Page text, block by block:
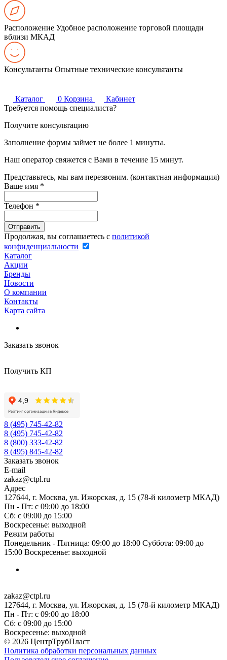
Расположение Удобное расположение торговой площади
вблизи МКАД
Консультанты Опытные технические консультанты
Каталог 0 Корзина
Кабинет
Требуется помощь специалиста?
Получите консультацию
Заполнение формы займет не более 1 минуты.
Наш оператор свяжется с Вами в течение 15 минут.
Представьтесь, мы вам перезвоним. (контактная информация)
Ваше имя *
Телефон *
Продолжая, вы соглашаетесь с политикой
конфиденциальности
Каталог
Акции
Бренды
Новости
О компании
Контакты
Карта сайта
Заказать звонок
Получить КП
8 (495) 745-42-82
8 (495) 745-42-82
8 (800) 333-42-82
8 (495) 845-42-82
Заказать звонок
E-mail
zakaz@ctpl.ru
Адрес
127644, г. Москва, ул. Ижорская, д. 15 (78-й километр МКАД)
Пн - Пт: с 09:00 до 18:00
Сб: с 09:00 до 15:00
Воскресенье: выходной
Режим работы
Понедельник - Пятница: 09:00 до 18:00 Суббота: 09:00 до
15:00 Воскресенье: выходной
zakaz@ctpl.ru
127644, г. Москва, ул. Ижорская, д. 15 (78-й километр МКАД)
Пн - Пт: с 09:00 до 18:00
Сб: с 09:00 до 15:00
Воскресенье: выходной
© 2026 ЦентрТрубПласт
Политика обработки персональных данных